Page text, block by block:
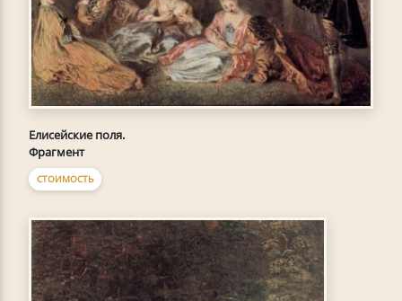
Елисейские поля.
Фрагмент
СТОИМОСТЬ